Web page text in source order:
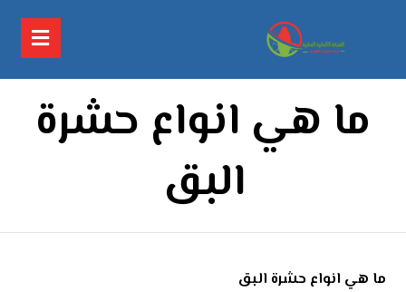
ما هي انواع حشرة
البق
ما هي انواع حشرة البق